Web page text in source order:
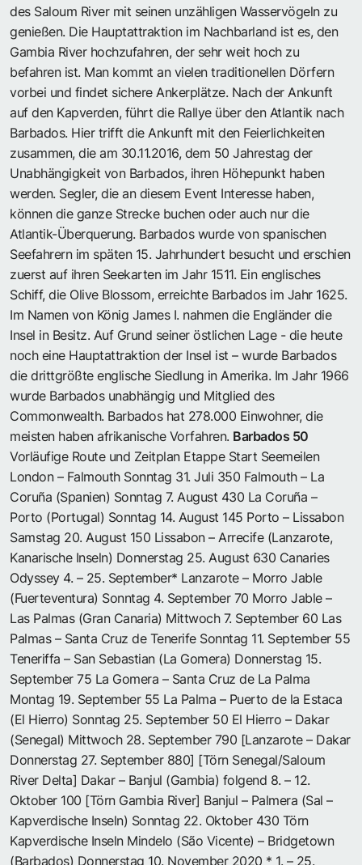
des Saloum River mit seinen unzähligen Wasservögeln zu
genießen. Die Hauptattraktion im Nachbarland ist es, den
Gambia River hochzufahren, der sehr weit hoch zu
befahren ist. Man kommt an vielen traditionellen Dörfern
vorbei und findet sichere Ankerplätze. Nach der Ankunft
auf den Kapverden, führt die Rallye über den Atlantik nach
Barbados. Hier trifft die Ankunft mit den Feierlichkeiten
zusammen, die am 30.11.2016, dem 50 Jahrestag der
Unabhängigkeit von Barbados, ihren Höhepunkt haben
werden. Segler, die an diesem Event Interesse haben,
können die ganze Strecke buchen oder auch nur die
Atlantik-Überquerung. Barbados wurde von spanischen
Seefahrern im späten 15. Jahrhundert besucht und erschien
zuerst auf ihren Seekarten im Jahr 1511. Ein englisches
Schiff, die Olive Blossom, erreichte Barbados im Jahr 1625.
Im Namen von König James I. nahmen die Engländer die
Insel in Besitz. Auf Grund seiner östlichen Lage - die heute
noch eine Hauptattraktion der Insel ist – wurde Barbados
die drittgrößte englische Siedlung in Amerika. Im Jahr 1966
wurde Barbados unabhängig und Mitglied des
Commonwealth. Barbados hat 278.000 Einwohner, die
meisten haben afrikanische Vorfahren. Barbados 50
Vorläufige Route und Zeitplan Etappe Start Seemeilen
London – Falmouth Sonntag 31. Juli 350 Falmouth – La
Coruña (Spanien) Sonntag 7. August 430 La Coruña –
Porto (Portugal) Sonntag 14. August 145 Porto – Lissabon
Samstag 20. August 150 Lissabon – Arrecife (Lanzarote,
Kanarische Inseln) Donnerstag 25. August 630 Canaries
Odyssey 4. – 25. September* Lanzarote – Morro Jable
(Fuerteventura) Sonntag 4. September 70 Morro Jable –
Las Palmas (Gran Canaria) Mittwoch 7. September 60 Las
Palmas – Santa Cruz de Tenerife Sonntag 11. September 55
Teneriffa – San Sebastian (La Gomera) Donnerstag 15.
September 75 La Gomera – Santa Cruz de La Palma
Montag 19. September 55 La Palma – Puerto de la Estaca
(El Hierro) Sonntag 25. September 50 El Hierro – Dakar
(Senegal) Mittwoch 28. September 790 [Lanzarote – Dakar
Donnerstag 27. September 880] [Törn Senegal/Saloum
River Delta] Dakar – Banjul (Gambia) folgend 8. – 12.
Oktober 100 [Törn Gambia River] Banjul – Palmera (Sal –
Kapverdische Inseln) Sonntag 22. Oktober 430 Törn
Kapverdische Inseln Mindelo (São Vicente) – Bridgetown
(Barbados) Donnerstag 10. November 2020 * 1. – 25.